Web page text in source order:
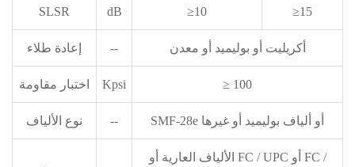
SLSR dB ≥10 ≥15
إعادة طلاء -- أكريليت أو بوليميد أو معدن
اختبار مقاومة Kpsi ≥ 100
نوع الألياف -- SMF-28e أو ألياف بوليميد أو غيرها
الألياف العارية أو FC / UPC أو FC /